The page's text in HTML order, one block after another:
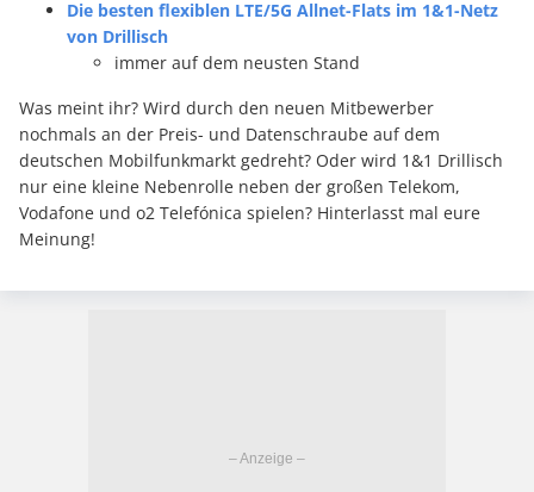
Die besten flexiblen LTE/5G Allnet-Flats im 1&1-Netz
von Drillisch
immer auf dem neusten Stand
Was meint ihr? Wird durch den neuen Mitbewerber
nochmals an der Preis- und Datenschraube auf dem
deutschen Mobilfunkmarkt gedreht? Oder wird 1&1 Drillisch
nur eine kleine Nebenrolle neben der großen Telekom,
Vodafone und o2 Telefónica spielen? Hinterlasst mal eure
Meinung!